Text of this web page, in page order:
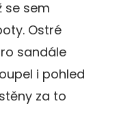
se sem
Ostré
sandále
i pohled
za to